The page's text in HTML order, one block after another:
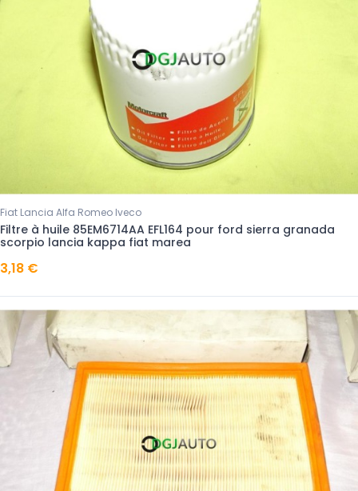
Fiat Lancia Alfa Romeo Iveco
Filtre à huile 85EM6714AA EFL164 pour ford sierra granada
scorpio lancia kappa fiat marea
3,18 €